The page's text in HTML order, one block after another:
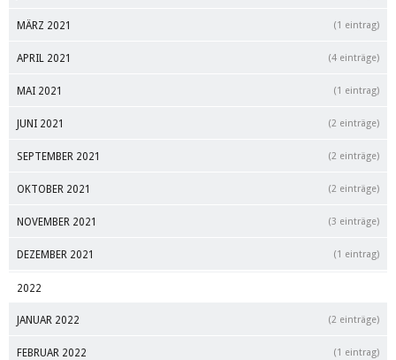
MÄRZ 2021 (1 eintrag)
APRIL 2021 (4 einträge)
MAI 2021 (1 eintrag)
JUNI 2021 (2 einträge)
SEPTEMBER 2021 (2 einträge)
OKTOBER 2021 (2 einträge)
NOVEMBER 2021 (3 einträge)
DEZEMBER 2021 (1 eintrag)
2022
JANUAR 2022 (2 einträge)
FEBRUAR 2022 (1 eintrag)